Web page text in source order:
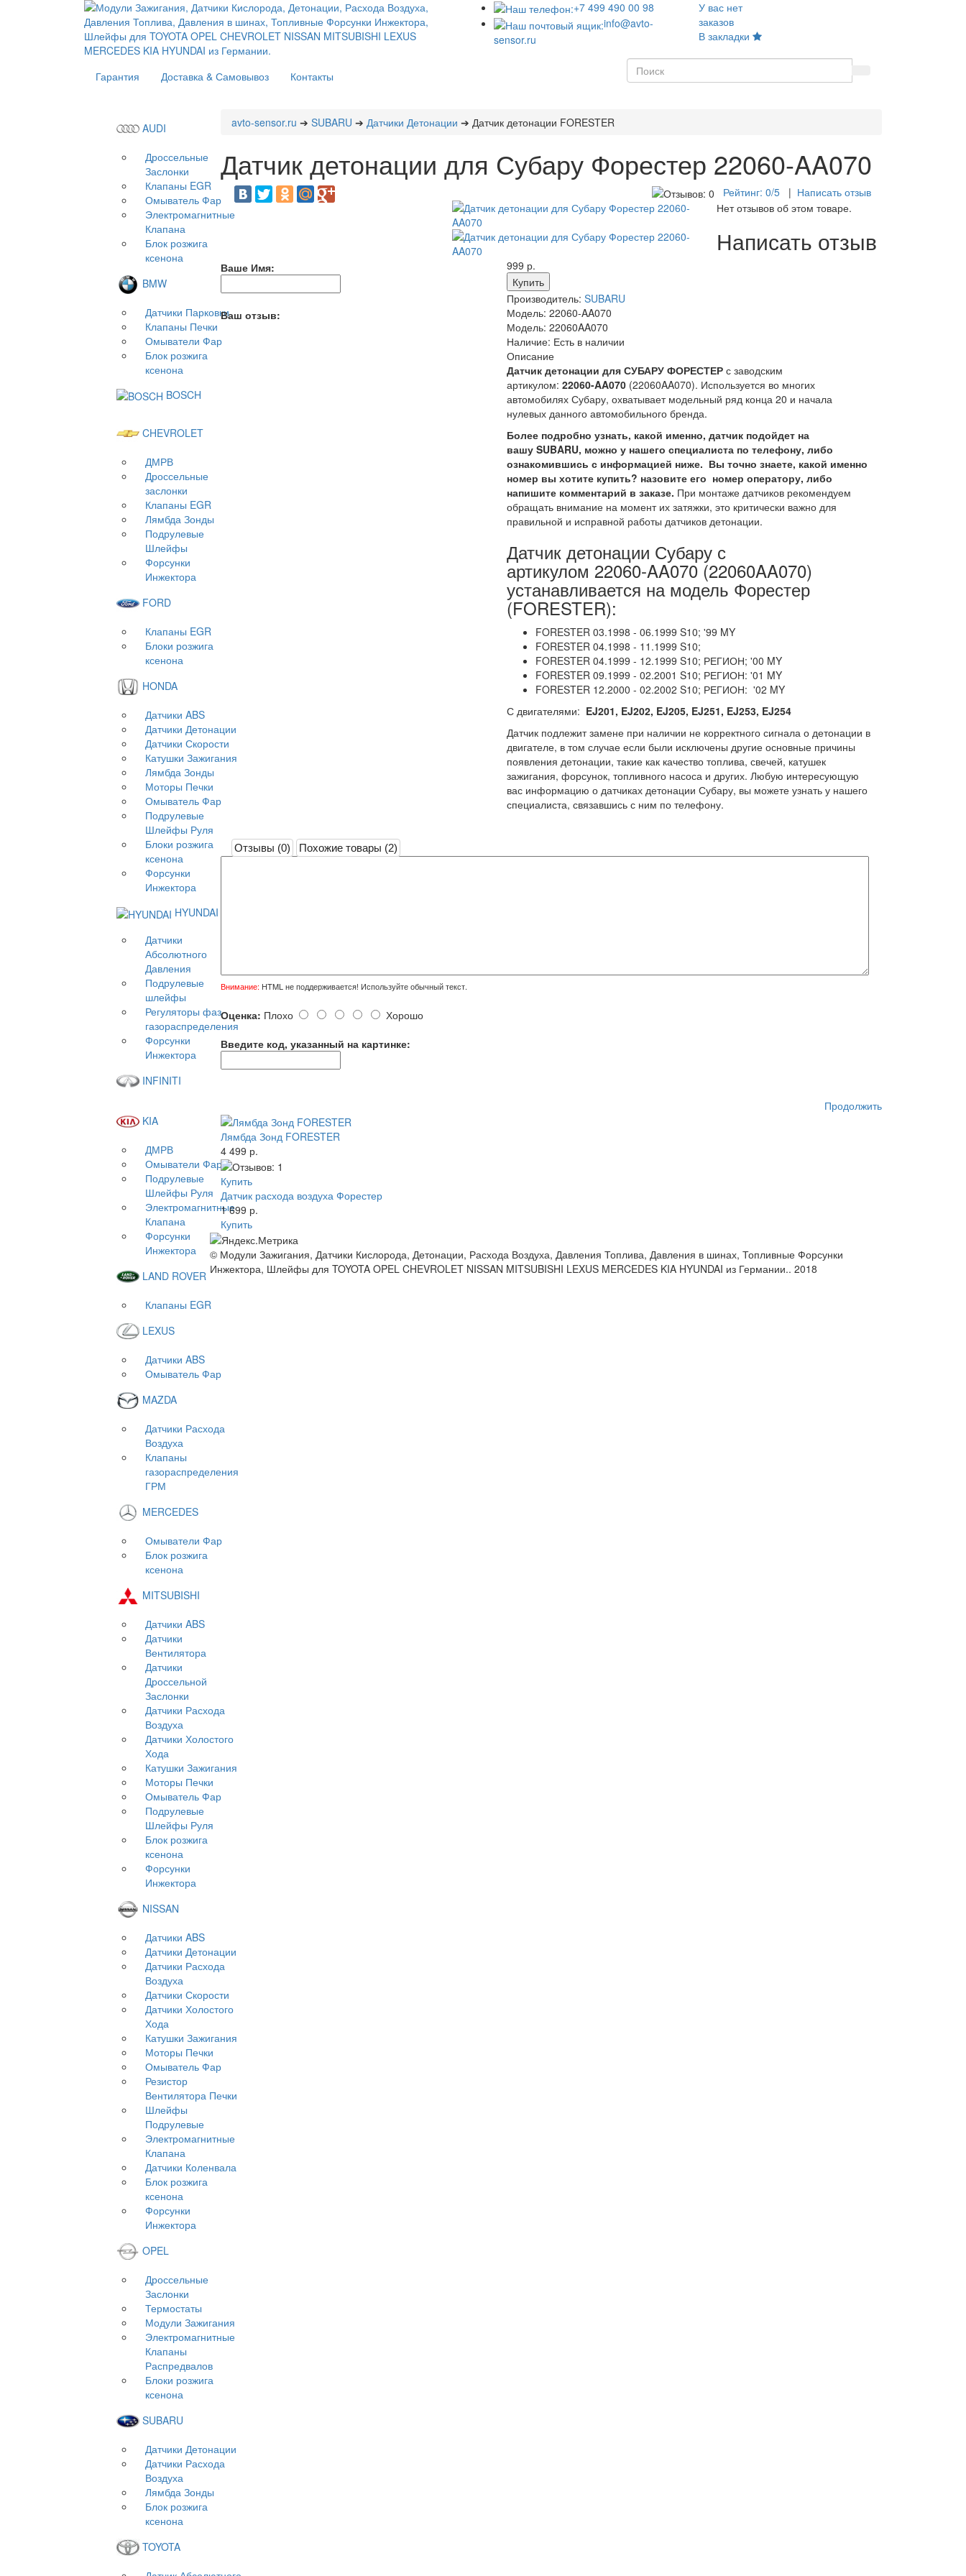
+7 499 490 00 98
info@avto-
sensor.ru
У вас нет
заказов
В закладки
Гарантия Доставка & Самовывоз Контакты
AUDI
Дроссельные
Заслонки
Клапаны EGR
Омыватель Фар
Электромагнитные
Клапана
Блок розжига
ксенона
BMW
Датчики Парковки
Клапаны Печки
Омыватели Фар
Блок розжига
ксенона
BOSCH
CHEVROLET
ДМРВ
Дроссельные
заслонки
Клапаны EGR
Лямбда Зонды
Подрулевые
Шлейфы
Форсунки
Инжектора
FORD
Клапаны EGR
Блоки розжига
ксенона
HONDA
Датчики ABS
Датчики Детонации
Датчики Скорости
Катушки Зажигания
Лямбда Зонды
Моторы Печки
Омыватель Фар
Подрулевые
Шлейфы Руля
Блоки розжига
ксенона
Форсунки
Инжектора
HYUNDAI
Датчики
Абсолютного
Давления
Подрулевые
шлейфы
Регуляторы фаз
газораспределения
Форсунки
Инжектора
INFINITI
KIA
ДМРВ
Омыватели Фар
Подрулевые
Шлейфы Руля
Электромагнитные
Клапана
Форсунки
Инжектора
LAND ROVER
Клапаны EGR
LEXUS
Датчики ABS
Омыватель Фар
MAZDA
Датчики Расхода
Воздуха
Клапаны
газораспределения
ГРМ
MERCEDES
Омыватели Фар
Блок розжига
ксенона
MITSUBISHI
Датчики ABS
Датчики
Вентилятора
Датчики
Дроссельной
Заслонки
Датчики Расхода
Воздуха
Датчики Холостого
Хода
Катушки Зажигания
Моторы Печки
Омыватель Фар
Подрулевые
Шлейфы Руля
Блок розжига
ксенона
Форсунки
Инжектора
NISSAN
Датчики ABS
Датчики Детонации
Датчики Расхода
Воздуха
Датчики Скорости
Датчики Холостого
Хода
Катушки Зажигания
Моторы Печки
Омыватель Фар
Резистор
Вентилятора Печки
Шлейфы
Подрулевые
Электромагнитные
Клапана
Датчики Коленвала
Блок розжига
ксенона
Форсунки
Инжектора
OPEL
Дроссельные
Заслонки
Термостаты
Модули Зажигания
Электромагнитные
Клапаны
Распредвалов
Блоки розжига
ксенона
SUBARU
Датчики Детонации
Датчики Расхода
Воздуха
Лямбда Зонды
Блок розжига
ксенона
TOYOTA
avto-sensor.ru ➔ SUBARU ➔ Датчики Детонации ➔ Датчик детонации FORESTER
Датчик детонации для Субару Форестер 22060-AA070
Рейтинг: 0/5 | Написать отзыв
999 р.
Производитель: SUBARU
Модель: 22060-AA070
Модель: 22060AA070
Наличие: Есть в наличии
Описание
Датчик детонации для СУБАРУ ФОРЕСТЕР с заводским
артикулом: 22060-AA070 (22060AA070). Используется во многих
автомобилях Субару, охватывает модельный ряд конца 20 и начала
нулевых данного автомобильного бренда.
Более подробно узнать, какой именно, датчик подойдет на
вашу SUBARU, можно у нашего специалиста по телефону, либо
ознакомившись с информацией ниже. Вы точно знаете, какой именно
номер вы хотите купить? назовите его номер оператору, либо
напишите комментарий в заказе. При монтаже датчиков рекомендуем
обращать внимание на момент их затяжки, это критически важно для
правильной и исправной работы датчиков детонации.
Датчик детонации Субару с
артикулом 22060-AA070 (22060AA070)
устанавливается на модель Форестер
(FORESTER):
FORESTER 03.1998 - 06.1999 S10; '99 MY
FORESTER 04.1998 - 11.1999 S10;
FORESTER 04.1999 - 12.1999 S10; РЕГИОН; '00 MY
FORESTER 09.1999 - 02.2001 S10; РЕГИОН: '01 MY
FORESTER 12.2000 - 02.2002 S10; РЕГИОН: '02 MY
С двигателями: EJ201, EJ202, EJ205, EJ251, EJ253, EJ254
Датчик подлежит замене при наличии не корректного сигнала о детонации в
двигателе, в том случае если были исключены другие основные причины
появления детонации, такие как качество топлива, свечей, катушек
зажигания, форсунок, топливного насоса и других. Любую интересующую
вас информацию о датчиках детонации Субару, вы можете узнать у нашего
специалиста, связавшись с ним по телефону.
Отзывы (0) Похожие товары (2)
Нет отзывов об этом товаре.
Написать отзыв
Ваше Имя:
Ваш отзыв:
Внимание: HTML не поддерживается! Используйте обычный текст.
Оценка: Плохо
Хорошо
Введите код, указанный на картинке:
Продолжить
Лямбда Зонд FORESTER
4 499 р.
Купить
Датчик расхода воздуха Форестер
1 699 р.
Купить
© Модули Зажигания, Датчики Кислорода, Детонации, Расхода Воздуха, Давления Топлива, Давления в шинах, Топливные Форсунки
Инжектора, Шлейфы для TOYOTA OPEL CHEVROLET NISSAN MITSUBISHI LEXUS MERCEDES KIA HYUNDAI из Германии.. 2018